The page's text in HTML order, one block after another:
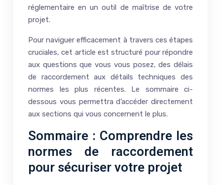
réglementaire en un outil de maîtrise de votre
projet.
Pour naviguer efficacement à travers ces étapes
cruciales, cet article est structuré pour répondre
aux questions que vous vous posez, des délais
de raccordement aux détails techniques des
normes les plus récentes. Le sommaire ci-
dessous vous permettra d’accéder directement
aux sections qui vous concernent le plus.
Sommaire : Comprendre les
normes de raccordement
pour sécuriser votre projet